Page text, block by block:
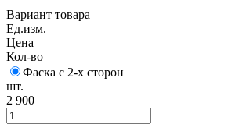
Вариант товара
Ед.изм.
Цена
Кол-во
Фаска с 2-х сторон
шт.
2 900